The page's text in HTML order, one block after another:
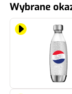
Wybrane